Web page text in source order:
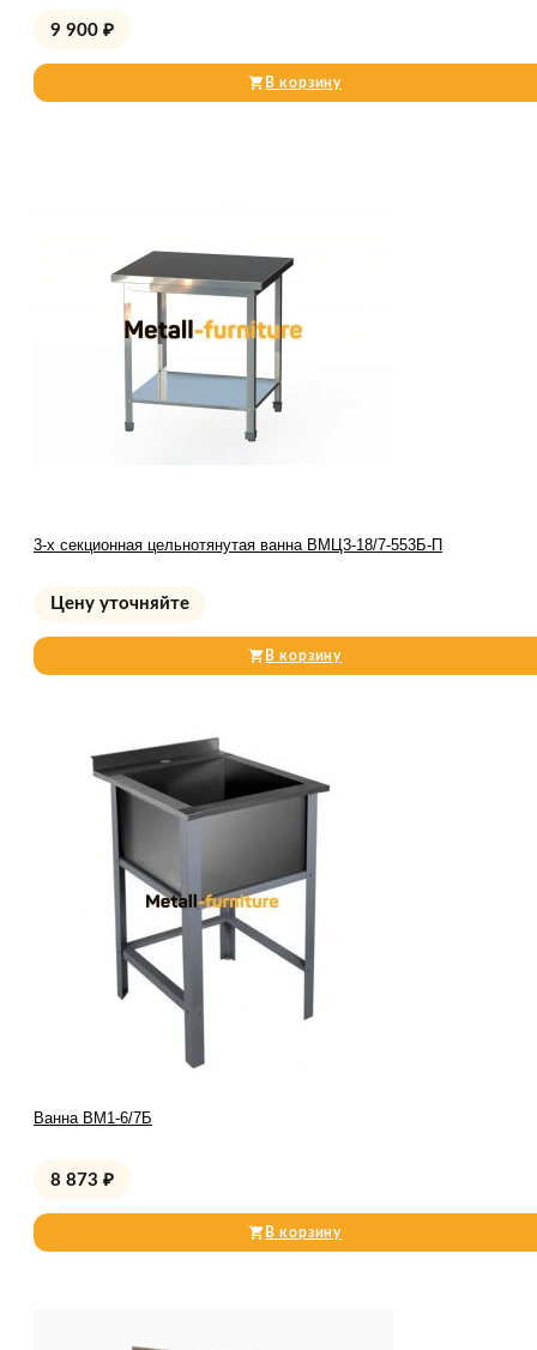
9 900 ₽
В корзину
3-х секционная цельнотянутая ванна ВМЦ3-18/7-553Б-П
Цену уточняйте
В корзину
Ванна ВМ1-6/7Б
8 873 ₽
В корзину